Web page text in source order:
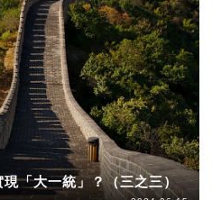
「大一統」？（三之三）